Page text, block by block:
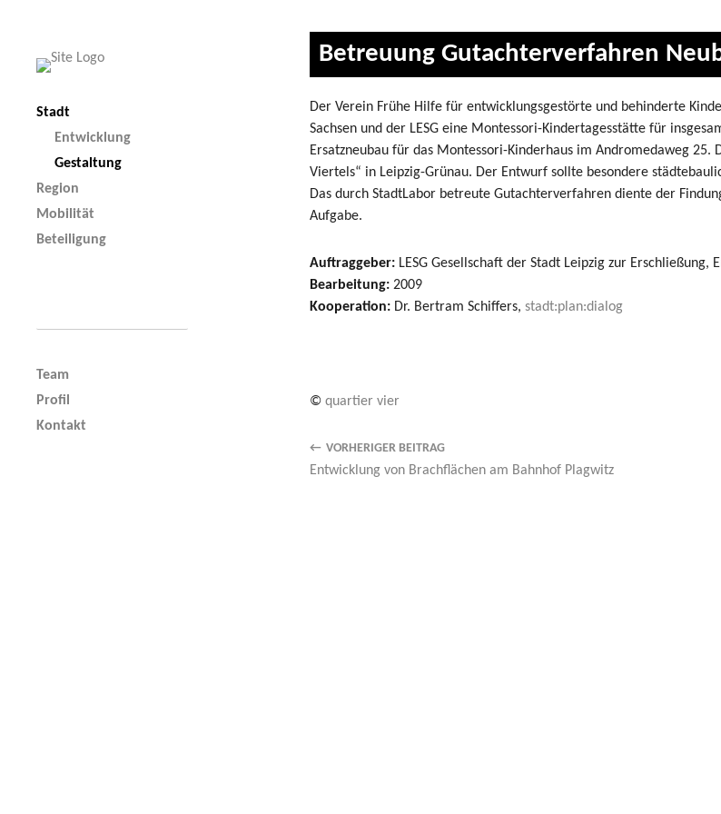
Stadt
Entwicklung
Gestaltung
Region
Mobilität
Beteiligung
Team
Profil
Kontakt
Betreuung Gutachterverfahren
Der Verein Frühe Hilfe für entwicklungsgestörte und behinderte
Sachsen und der LESG eine Montessori-Kindertagesstätte für
Ersatzneubau für das Montessori-Kinderhaus im Andromedaweg
Viertels“ in Leipzig-Grünau. Der Entwurf sollte besondere
Das durch StadtLabor betreute Gutachterverfahren diente der
Aufgabe.
Auftraggeber:LESG Gesellschaft der Stadt Leipzig zur Erschließung,
Bearbeitung:2009
Kooperation:Dr. Bertram Schiffers, stadt:plan:dialog
© quartier vier
VORHERIGER BEITRAG
Entwicklung von Brachflächen am Bahnhof Plagwitz